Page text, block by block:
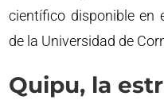
científico disponible en
de la Universidad de
Quipu, la